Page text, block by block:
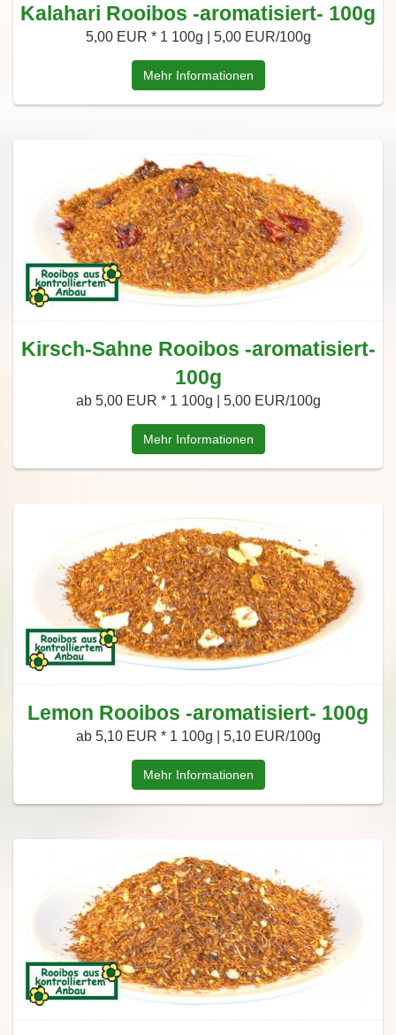
Kalahari Rooibos -aromatisiert- 100g
5,00 EUR * 1 100g | 5,00 EUR/100g
Mehr Informationen
Kirsch-Sahne Rooibos -aromatisiert-
100g
ab 5,00 EUR * 1 100g | 5,00 EUR/100g
Mehr Informationen
Lemon Rooibos -aromatisiert- 100g
ab 5,10 EUR * 1 100g | 5,10 EUR/100g
Mehr Informationen